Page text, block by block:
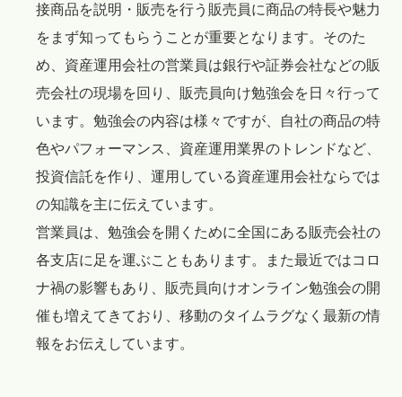
接商品を説明・販売を行う販売員に商品の特長や魅力
をまず知ってもらうことが重要となります。そのた
め、資産運用会社の営業員は銀行や証券会社などの販
売会社の現場を回り、販売員向け勉強会を日々行って
います。勉強会の内容は様々ですが、自社の商品の特
色やパフォーマンス、資産運用業界のトレンドなど、
投資信託を作り、運用している資産運用会社ならでは
の知識を主に伝えています。
営業員は、勉強会を開くために全国にある販売会社の
各支店に足を運ぶこともあります。また最近ではコロ
ナ禍の影響もあり、販売員向けオンライン勉強会の開
催も増えてきており、移動のタイムラグなく最新の情
報をお伝えしています。